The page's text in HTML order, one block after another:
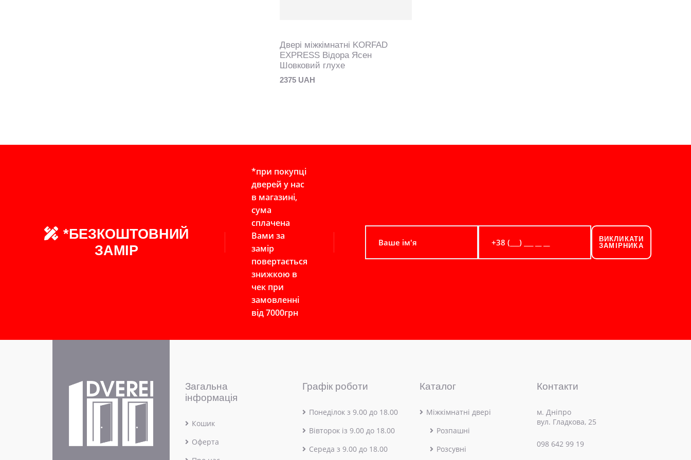
Двері міжкімнатні KORFAD
EXPRESS Відора Ясен
Шовковий глухе
2375 UAH
*БЕЗКОШТОВНИЙ
ЗАМІР
*при покупці
дверей у нас
в магазині,
сума
сплачена
Вами за
замір
повертається
знижкою в
чек при
замовленні
від 7000грн
ВИКЛИКАТИ
ЗАМІРНИКА
Загальна
інформація
Кошик
Оферта
Графік роботи
Понеділок з 9.00 до 18.00
Вівторок із 9.00 до 18.00
Середа з 9.00 до 18.00
Каталог
Міжкімнатні двері
Розпашні
Розсувні
Контакти
м. Дніпро
вул. Гладкова, 25
098 642 99 19